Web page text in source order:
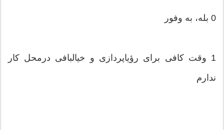
0 بله‌، به‌ وفور
1 وقت‌ كافی‌ برای‌ رؤیاپردازی‌ و خیالبافی‌ درمحل‌ كار
ندارم‌